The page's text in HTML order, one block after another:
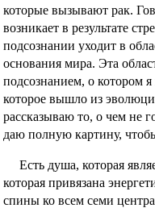
которые вызывают рак.
возникает в результате
подсознании уходит в
основания мира. Эта
подсознанием, о котором
которое вышло из
рассказываю то, о чем не
даю полную картину,
Есть душа, которая
которая привязана
спины ко всем семи